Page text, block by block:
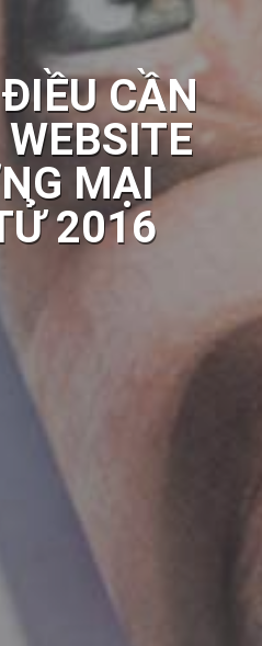
CẦN
MẠI
2016